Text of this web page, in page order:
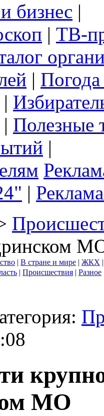
бизнес |
| ТВ-
|
|
| Полезные
|
|
| В стране и мире | ЖКХ
| Происшествия | Разное
МО